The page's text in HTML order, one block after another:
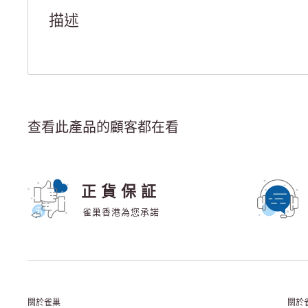
描述
查看此產品的顧客都在看
正貨保証
雀巢香港為您承諾
關於雀巢 關於